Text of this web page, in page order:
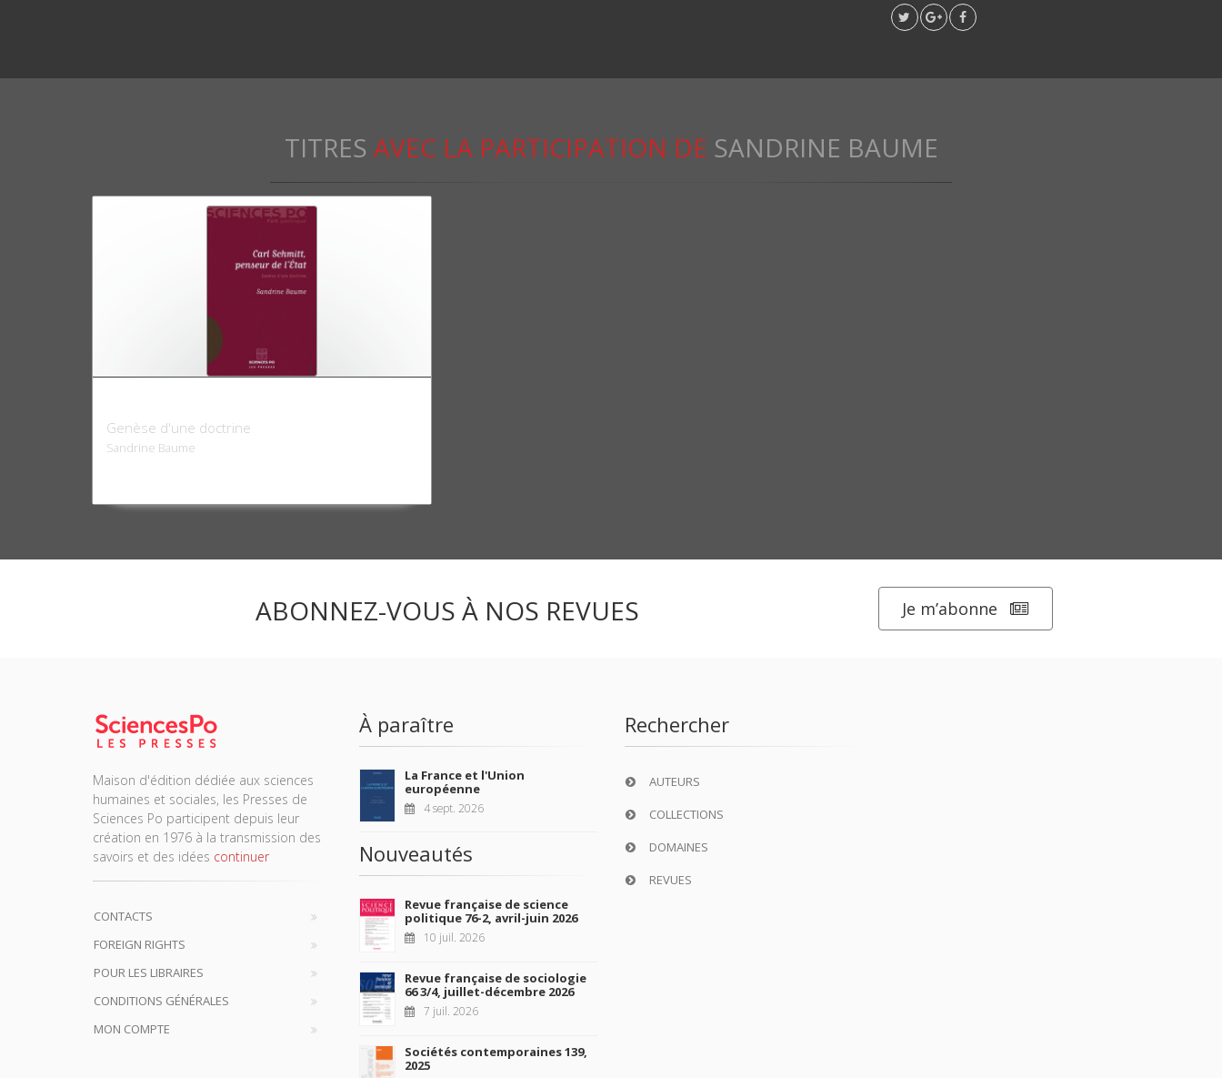
TITRES AVEC LA PARTICIPATION DE SANDRINE BAUME
Genèse d'une doctrine
Sandrine Baume
ABONNEZ-VOUS À NOS REVUES Je m’abonne
Maison d'édition dédiée aux sciences
humaines et sociales, les Presses de
Sciences Po participent depuis leur
création en 1976 à la transmission des
savoirs et des idées continuer
CONTACTS
FOREIGN RIGHTS
POUR LES LIBRAIRES
CONDITIONS GÉNÉRALES
MON COMPTE
À paraître
La France et l'Union
européenne
4 sept. 2026
Nouveautés
Revue française de science
politique 76-2, avril-juin 2026
10 juil. 2026
Revue française de sociologie
66 3/4, juillet-décembre 2026
7 juil. 2026
Sociétés contemporaines 139,
2025
Rechercher
AUTEURS
COLLECTIONS
DOMAINES
REVUES